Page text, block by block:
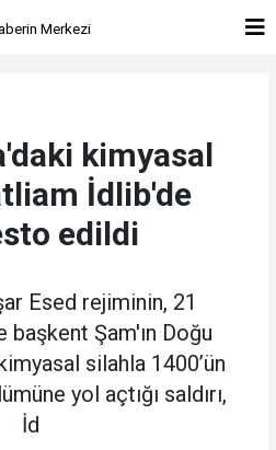
kimyasal
İdlib'de
edildi
Esed rejiminin, 21
Şam'ın Doğu
silahla 1400’ün
yol açtığı saldırı,
İd